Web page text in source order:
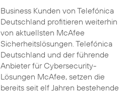
Business Kunden von Telefónica
Deutschland profitieren weiterhin
von aktuellsten McAfee
Sicherheitslösungen. Telefónica
Deutschland und der führende
Anbieter für Cybersecurity-
Lösungen McAfee, setzen die
bereits seit elf Jahren bestehende